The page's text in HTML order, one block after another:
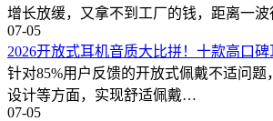
增长放缓，又拿不到工厂的钱，距离一
07-05
2026开放式耳机音质大比拼！十款高口
针对85%用户反馈的开放式佩戴不适问
设计等方面，实现舒适佩戴…
07-05